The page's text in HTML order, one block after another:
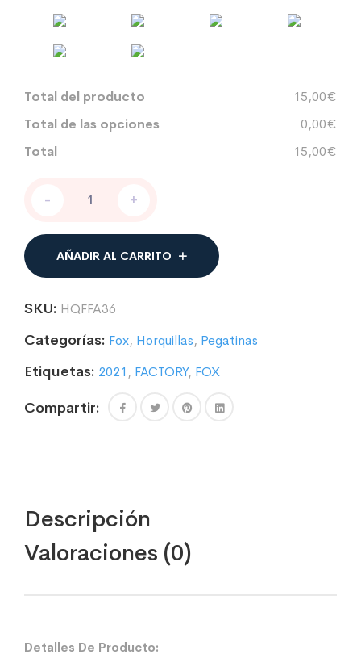
Total del producto
15,00€
Total de las opciones
0,00€
Total
15,00€
PARA
COMPATIBLE
CON
FOX
36
cantidad
- +
AÑADIR AL CARRITO
SKU: HQFFA36
Categorías: Fox, Horquillas, Pegatinas
Etiquetas: 2021 , FACTORY, FOX
Compartir:
Descripción
Valoraciones (0)
Detalles De Producto: